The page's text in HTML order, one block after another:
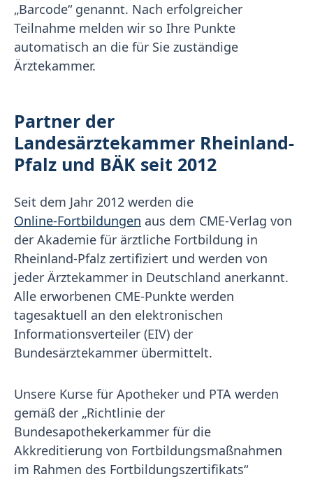
„Barcode“ genannt. Nach erfolgreicher
Teilnahme melden wir so Ihre Punkte
automatisch an die für Sie zuständige
Ärztekammer.
Partner der
Landesärztekammer Rheinland-
Pfalz und BÄK seit 2012
Seit dem Jahr 2012 werden die
Online-Fortbildungen aus dem CME-Verlag von
der Akademie für ärztliche Fortbildung in
Rheinland-Pfalz zertifiziert und werden von
jeder Ärztekammer in Deutschland anerkannt.
Alle erworbenen CME-Punkte werden
tagesaktuell an den elektronischen
Informationsverteiler (EIV) der
Bundesärztekammer übermittelt.
Unsere Kurse für Apotheker und PTA werden
gemäß der „Richtlinie der
Bundesapothekerkammer für die
Akkreditierung von Fortbildungsmaßnahmen
im Rahmen des Fortbildungszertifikats“